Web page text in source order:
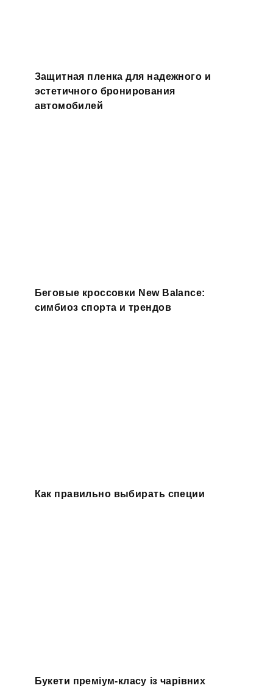
Защитная пленка для надежного и
эстетичного бронирования
автомобилей
Беговые кроссовки New Balance:
симбиоз спорта и трендов
Как правильно выбирать специи
Букети преміум-класу із чарівних